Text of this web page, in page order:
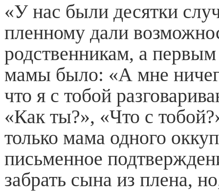
«У нас были десятки
пленному дали
родственникам, а
мамы было: «А мне
что я с тобой
«Как ты?», «Что с
только мама одного
письменное
забрать сына из плена,